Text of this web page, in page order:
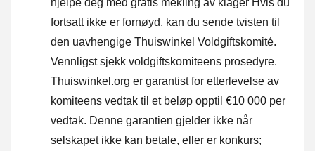
hjelpe deg med gratis mekling av klager Hvis du
fortsatt ikke er fornøyd, kan du sende tvisten til
den uavhengige Thuiswinkel Voldgiftskomité.
Vennligst sjekk voldgiftskomiteens prosedyre.
Thuiswinkel.org er garantist for etterlevelse av
komiteens vedtak til et beløp opptil €10 000 per
vedtak. Denne garantien gjelder ikke når
selskapet ikke kan betale, eller er konkurs;